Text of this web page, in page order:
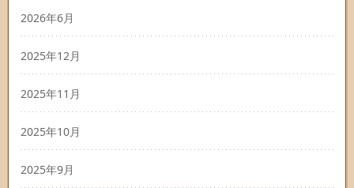
2026年6月
2025年12月
2025年11月
2025年10月
2025年9月